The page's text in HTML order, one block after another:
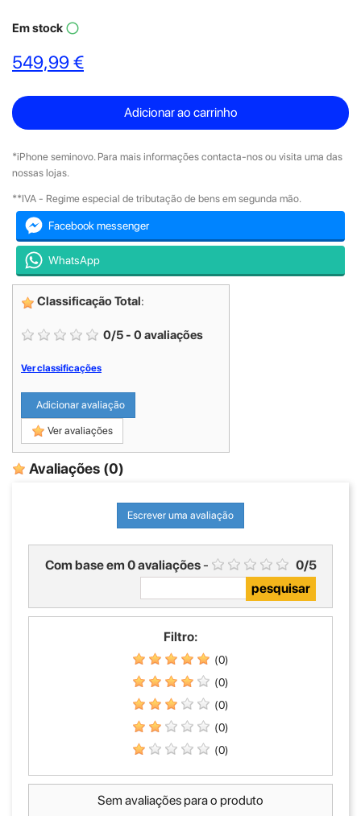
Em stock panorama_fish_eye
549,99 €
Adicionar ao carrinho
*iPhone seminovo. Para mais informações contacta-nos ou visita uma das
nossas lojas.
**IVA - Regime especial de tributação de bens em segunda mão.
Facebook messenger
WhatsApp
Classificação Total:
0/5 - 0 avaliações
Ver classificações
Adicionar avaliação
Ver avaliações
Avaliações (0)
Escrever uma avaliação
Com base em 0avaliações- 0/5
Filtro:
(0)
(0)
(0)
(0)
(0)
Sem avaliações para o produto